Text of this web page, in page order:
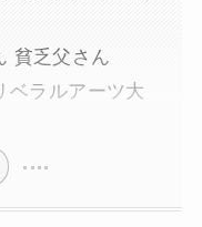
貧乏父さん
ベラルアーツ大